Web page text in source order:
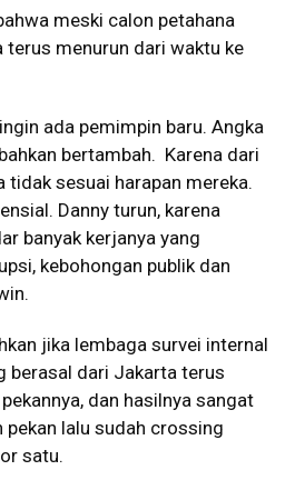
meski calon petahana
terus menurun dari waktu ke
ada pemimpin baru. Angka
bertambah. Karena dari
tidak sesuai harapan mereka.
Danny turun, karena
banyak kerjanya yang
kebohongan publik dan
jika lembaga survei internal
berasal dari Jakarta terus
dan hasilnya sangat
pekan lalu sudah crossing
satu.